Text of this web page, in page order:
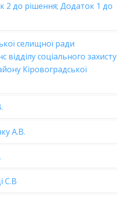
2 до рішення; Додаток 1 до
селищної ради
відділу соціального захисту
Кіровоградської
А.В.
С.В